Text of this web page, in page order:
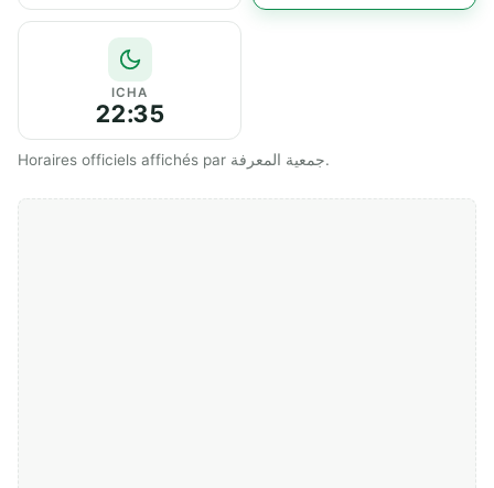
ICHA
22:35
Horaires officiels affichés par جمعية المعرفة.